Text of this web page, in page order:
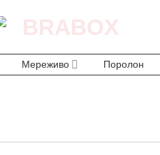
Мереживо Поролон